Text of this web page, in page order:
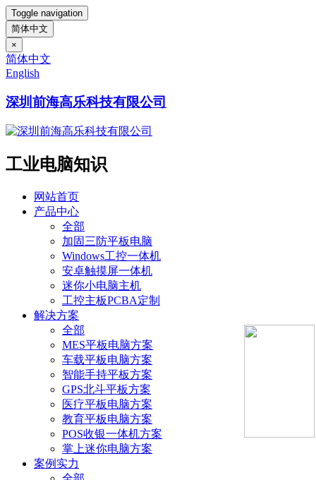
Toggle navigation
简体中文
×
简体中文
English
深圳前海高乐科技有限公司
工业电脑知识
网站首页
产品中心
全部
加固三防平板电脑
Windows工控一体机
安卓触摸屏一体机
迷你小电脑主机
工控主板PCBA定制
解决方案
全部
MES平板电脑方案
车载平板电脑方案
智能手持平板方案
GPS北斗平板方案
医疗平板电脑方案
教育平板电脑方案
POS收银一体机方案
掌上迷你电脑方案
案例实力